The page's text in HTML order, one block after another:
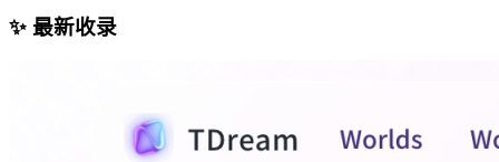
✨ 最新收录